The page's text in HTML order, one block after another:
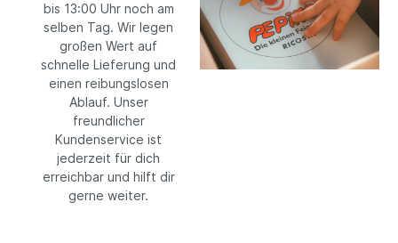
bis 13:00 Uhr noch am
selben Tag. Wir legen
großen Wert auf
schnelle Lieferung und
einen reibungslosen
Ablauf. Unser
freundlicher
Kundenservice ist
jederzeit für dich
erreichbar und hilft dir
gerne weiter.